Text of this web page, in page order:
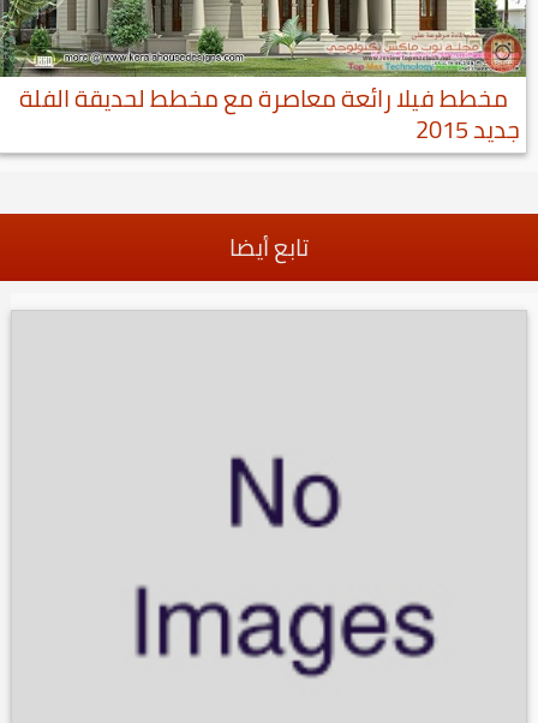
مخطط فيلا رائعة معاصرة مع مخطط لحديقة الفلة
جديد 2015
تابع أيضا